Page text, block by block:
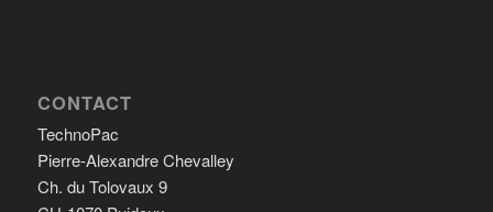
CONTACT
TechnoPac
Pierre-Alexandre Chevalley
Ch. du Tolovaux 9